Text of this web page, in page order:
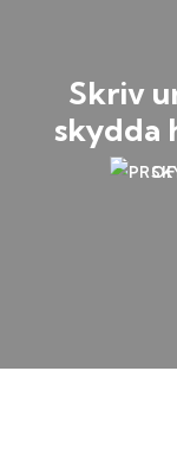
Skriv
skydda